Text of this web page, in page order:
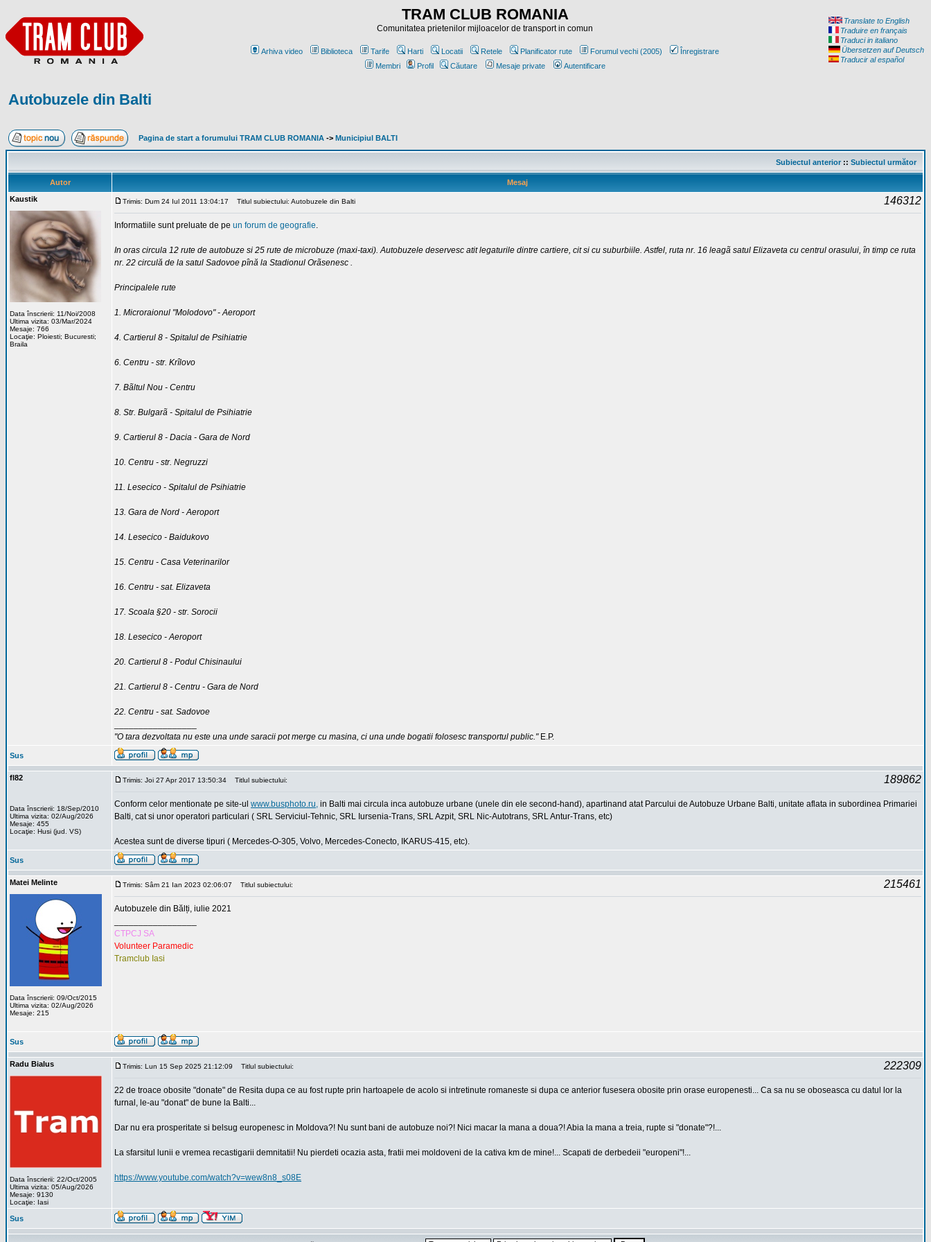
TRAM CLUB ROMANIA
Comunitatea prietenilor mijloacelor de transport in comun
Arhiva video Biblioteca Tarife Harti Locatii Retele Planificator rute Forumul vechi (2005)
Înregistrare
Membri
Profil Căutare Mesaje private Autentificare
Translate to English
Traduire en français
Traduci in italiano
Übersetzen auf Deutsch
Traducir al español
Autobuzele din Balti
Pagina de start a forumului TRAM CLUB ROMANIA -> Municipiul BALTI
Subiectul anterior:: Subiectul următor
Autor
Mesaj
Kaustik
Data înscrierii: 11/Noi/2008
Ultima vizita: 03/Mar/2024
Mesaje: 766
Locaţie: Ploiesti; Bucuresti;
Braila
Trimis: Dum 24 Iul 2011 13:04:17 Titlul subiectului: Autobuzele din Balti 146312
Informatiile sunt preluate de pe un forum de geografie.
In oras circula 12 rute de autobuze si 25 rute de microbuze (maxi-taxi). Autobuzele deservesc atit legaturile dintre cartiere, cit si cu suburbiile. Astfel, ruta nr. 16 leagã satul Elizaveta cu centrul orasului, în timp ce ruta
nr. 22 circulă de la satul Sadovoe pînă la Stadionul Orãsenesc .
Principalele rute
1. Microraionul "Molodovo" - Aeroport
4. Cartierul 8 - Spitalul de Psihiatrie
6. Centru - str. Krîlovo
7. Bãltul Nou - Centru
8. Str. Bulgarã - Spitalul de Psihiatrie
9. Cartierul 8 - Dacia - Gara de Nord
10. Centru - str. Negruzzi
11. Lesecico - Spitalul de Psihiatrie
13. Gara de Nord - Aeroport
14. Lesecico - Baidukovo
15. Centru - Casa Veterinarilor
16. Centru - sat. Elizaveta
17. Scoala §20 - str. Sorocii
18. Lesecico - Aeroport
20. Cartierul 8 - Podul Chisinaului
21. Cartierul 8 - Centru - Gara de Nord
22. Centru - sat. Sadovoe
"O tara dezvoltata nu este una unde saracii pot merge cu masina, ci una unde bogatii folosesc transportul public."E.P.
Sus
fl82
Data înscrierii: 18/Sep/2010
Ultima vizita: 02/Aug/2026
Mesaje: 455
Locaţie: Husi (jud. VS)
Trimis: Joi 27 Apr 2017 13:50:34 Titlul subiectului: 189862
Conform celor mentionate pe site-ul www.busphoto.ru, in Balti mai circula inca autobuze urbane (unele din ele second-hand), apartinand atat Parcului de Autobuze Urbane Balti, unitate aflata in subordinea Primariei
Balti, cat si unor operatori particulari ( SRL Serviciul-Tehnic, SRL Iursenia-Trans, SRL Azpit, SRL Nic-Autotrans, SRL Antur-Trans, etc)
Acestea sunt de diverse tipuri ( Mercedes-O-305, Volvo, Mercedes-Conecto, IKARUS-415, etc).
Sus
Matei Melinte
Data înscrierii: 09/Oct/2015
Ultima vizita: 02/Aug/2026
Mesaje: 215
Trimis: Sâm 21 Ian 2023 02:06:07 Titlul subiectului: 215461
Autobuzele din Bălți, iulie 2021
CTPCJ SA
Volunteer Paramedic
Tramclub Iasi
Sus
Radu Bialus
Data înscrierii: 22/Oct/2005
Ultima vizita: 05/Aug/2026
Mesaje: 9130
Locaţie: Iasi
Trimis: Lun 15 Sep 2025 21:12:09 Titlul subiectului: 222309
22 de troace obosite "donate" de Resita dupa ce au fost rupte prin hartoapele de acolo si intretinute romaneste si dupa ce anterior fusesera obosite prin orase europenesti... Ca sa nu se oboseasca cu datul lor la
furnal, le-au "donat" de bune la Balti...
Dar nu era prosperitate si belsug europenesc in Moldova?! Nu sunt bani de autobuze noi?! Nici macar la mana a doua?! Abia la mana a treia, rupte si "donate"?!...
La sfarsitul lunii e vremea recastigarii demnitatii! Nu pierdeti ocazia asta, fratii mei moldoveni de la cativa km de mine!... Scapati de derbedeii "europeni"!...
https://www.youtube.com/watch?v=wew8n8_s08E
Sus